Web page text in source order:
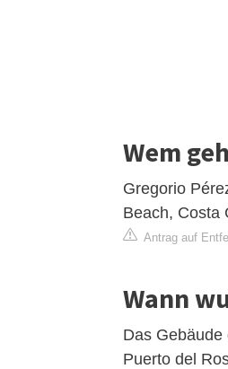
Wem
Gregorio
Beach, Costa
Antrag auf
Wann
Das
Puerto del